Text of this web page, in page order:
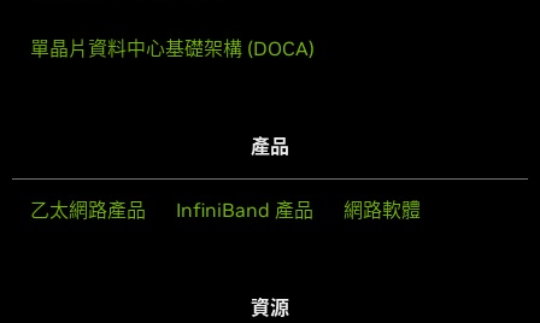
單晶片資料中心基礎架構 (DOCA)
產品
乙太網路產品 InfiniBand 產品 網路軟體
資源